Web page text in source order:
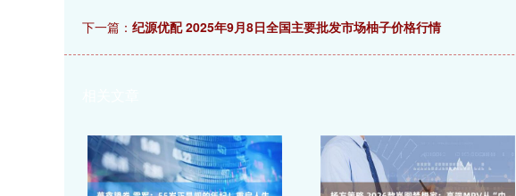
下一篇： 纪源优配 2025年9月8日全国主要批发市场柚子价格行情